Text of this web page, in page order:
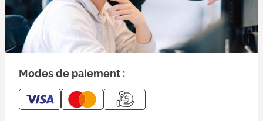
Modes de paiement :